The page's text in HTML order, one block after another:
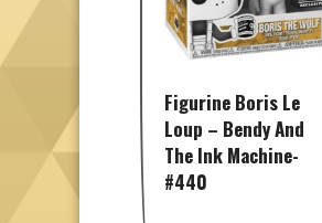
Figurine Boris Le
Loup – Bendy And
The Ink Machine-
#440